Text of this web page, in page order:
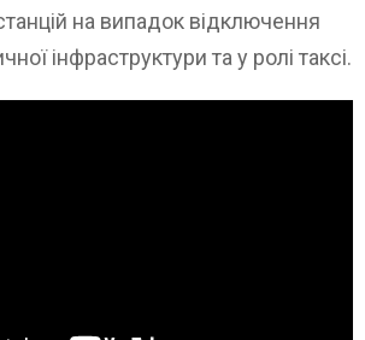
на випадок відключення
інфраструктури та у ролі таксі.